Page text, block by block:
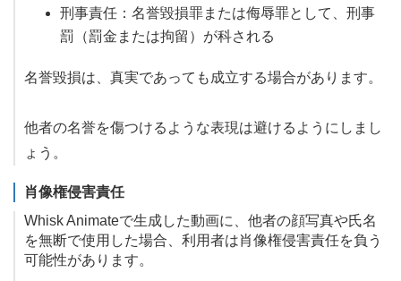
刑事責任：名誉毀損罪または侮辱罪として、刑事
罰（罰金または拘留）が科される
名誉毀損は、真実であっても成立する場合があります。
他者の名誉を傷つけるような表現は避けるようにしまし
ょう。
肖像権侵害責任
Whisk Animateで生成した動画に、他者の顔写真や氏名
を無断で使用した場合、利用者は肖像権侵害責任を負う
可能性があります。